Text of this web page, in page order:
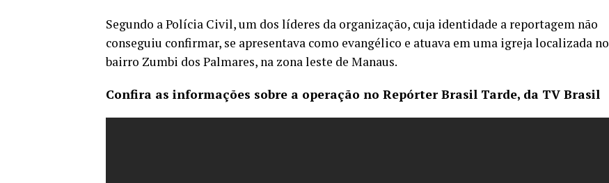
Segundo a Polícia Civil, um dos líderes da organização, cuja identidade a reportagem não
conseguiu confirmar, se apresentava como evangélico e atuava em uma igreja localizada no
bairro Zumbi dos Palmares, na zona leste de Manaus.
Confira as informações sobre a operação no Repórter Brasil Tarde, da TV Brasil